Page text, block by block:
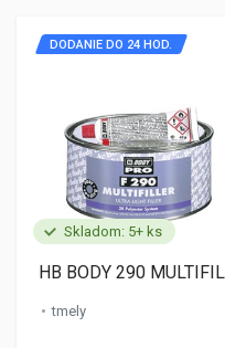
Skladom: 5+ ks
DODANIE DO 24 HOD.
HB BODY 290
tmely